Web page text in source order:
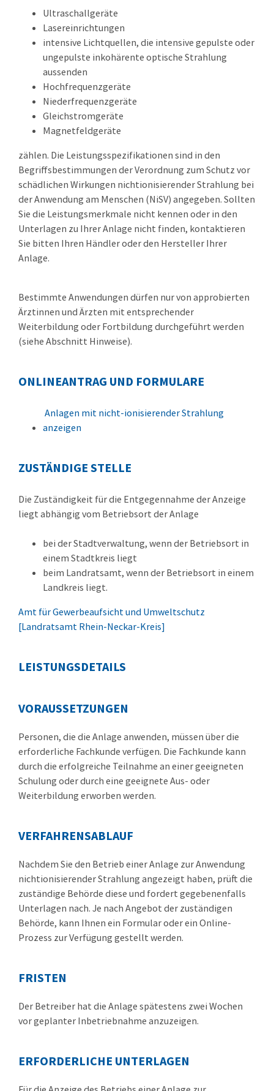
Ultraschallgeräte
Lasereinrichtungen
intensive Lichtquellen, die intensive gepulste oder
ungepulste inkohärente optische Strahlung
aussenden
Hochfrequenzgeräte
Niederfrequenzgeräte
Gleichstromgeräte
Magnetfeldgeräte
zählen. Die Leistungsspezifikationen sind in den
Begriffsbestimmungen der Verordnung zum Schutz vor
schädlichen Wirkungen nichtionisierender Strahlung bei
der Anwendung am Menschen (NiSV) angegeben. Sollten
Sie die Leistungsmerkmale nicht kennen oder in den
Unterlagen zu Ihrer Anlage nicht finden, kontaktieren
Sie bitten Ihren Händler oder den Hersteller Ihrer
Anlage.
Bestimmte Anwendungen dürfen nur von approbierten
Ärztinnen und Ärzten mit entsprechender
Weiterbildung oder Fortbildung durchgeführt werden
(siehe Abschnitt Hinweise).
ONLINEANTRAG UND FORMULARE
Anlagen mit nicht-ionisierender Strahlung
anzeigen
ZUSTÄNDIGE STELLE
Die Zuständigkeit für die Entgegennahme der Anzeige
liegt abhängig vom Betriebsort der Anlage
bei der Stadtverwaltung, wenn der Betriebsort in
einem Stadtkreis liegt
beim Landratsamt, wenn der Betriebsort in einem
Landkreis liegt.
Amt für Gewerbeaufsicht und Umweltschutz
[Landratsamt Rhein-Neckar-Kreis]
LEISTUNGSDETAILS
VORAUSSETZUNGEN
Personen, die die Anlage anwenden, müssen über die
erforderliche Fachkunde verfügen. Die Fachkunde kann
durch die erfolgreiche Teilnahme an einer geeigneten
Schulung oder durch eine geeignete Aus- oder
Weiterbildung erworben werden.
VERFAHRENSABLAUF
Nachdem Sie den Betrieb einer Anlage zur Anwendung
nichtionisierender Strahlung angezeigt haben, prüft die
zuständige Behörde diese und fordert gegebenenfalls
Unterlagen nach. Je nach Angebot der zuständigen
Behörde, kann Ihnen ein Formular oder ein Online-
Prozess zur Verfügung gestellt werden.
FRISTEN
Der Betreiber hat die Anlage spätestens zwei Wochen
vor geplanter Inbetriebnahme anzuzeigen.
ERFORDERLICHE UNTERLAGEN